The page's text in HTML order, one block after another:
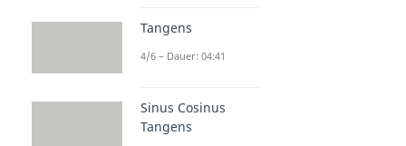
Tangens
4/6 – Dauer: 04:41
Sinus Cosinus
Tangens